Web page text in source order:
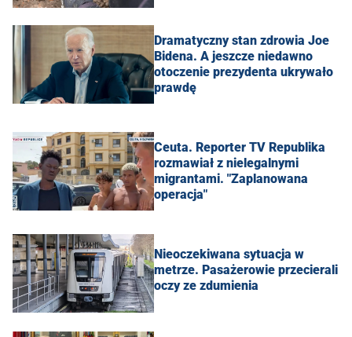
Dramatyczny stan zdrowia Joe
Bidena. A jeszcze niedawno
otoczenie prezydenta ukrywało
prawdę
Ceuta. Reporter TV Republika
rozmawiał z nielegalnymi
migrantami. "Zaplanowana
operacja"
Nieoczekiwana sytuacja w
metrze. Pasażerowie przecierali
oczy ze zdumienia